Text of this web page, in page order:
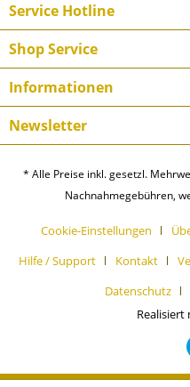
Service Hotline
Shop Service
Informationen
Newsletter
* Alle Preise inkl. gesetzl.
Nachnahmegebühren,
Cookie-Einstellungen
Hilfe / Support
Kontakt
Datenschutz
Realisiert